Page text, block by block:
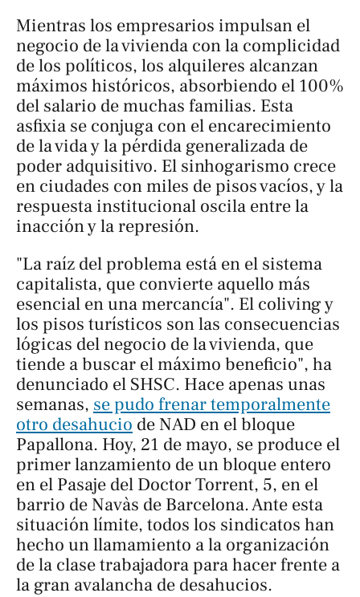
Mientras los empresarios impulsan el
negocio de la vivienda con la complicidad
de los políticos, los alquileres alcanzan
máximos históricos, absorbiendo el 100%
del salario de muchas familias. Esta
asfixia se conjuga con el encarecimiento
de la vida y la pérdida generalizada de
poder adquisitivo. El sinhogarismo crece
en ciudades con miles de pisos vacíos, y la
respuesta institucional oscila entre la
inacción y la represión.
"La raíz del problema está en el sistema
capitalista, que convierte aquello más
esencial en una mercancía". El colivingy
los pisos turísticos son las consecuencias
lógicas del negocio de la vivienda, que
tiende a buscar el máximo beneficio", ha
denunciado el SHSC. Hace apenas unas
semanas, se pudo frenar temporalmente
otro desahucio de NAD en el bloque
Papallona. Hoy, 21 de mayo, se produce el
primer lanzamiento de un bloque entero
en el Pasaje del Doctor Torrent, 5, en el
barrio de Navàs de Barcelona. Ante esta
situación límite, todos los sindicatos han
hecho un llamamiento a la organización
de la clase trabajadora para hacer frente a
la gran avalancha de desahucios.